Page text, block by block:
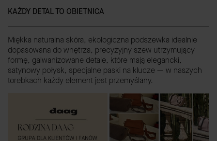
KAŻDY DETAL TO OBIETNICA
Miękka naturalna skóra, ekologiczna podszewka idealnie
dopasowana do wnętrza, precyzyjny szew utrzymujący
formę, galwanizowane detale, które mają elegancki,
satynowy połysk, specjalne paski na klucze — w naszych
torebkach każdy element jest przemyślany.